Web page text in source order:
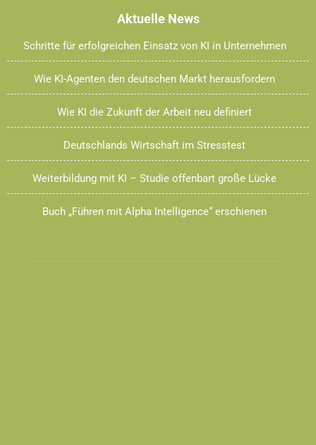
Aktuelle News
Schritte für erfolgreichen Einsatz von KI in Unternehmen
Wie KI-Agenten den deutschen Markt herausfordern
Wie KI die Zukunft der Arbeit neu definiert
Deutschlands Wirtschaft im Stresstest
Weiterbildung mit KI – Studie offenbart große Lücke
Buch „Führen mit Alpha Intelligence“ erschienen